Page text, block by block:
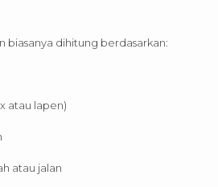
biasanya dihitung berdasarkan:
atau lapen)
atau jalan